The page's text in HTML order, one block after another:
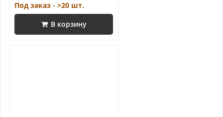
Под заказ - >20 шт.
В корзину